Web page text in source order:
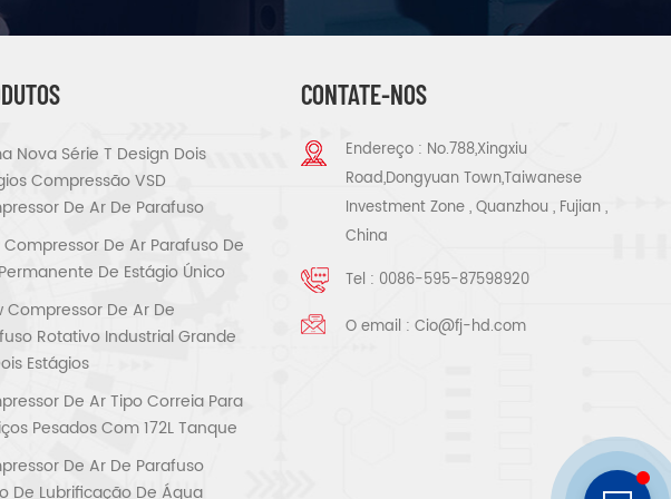
Nova Série T Design Dois
Compressão VSD
De Ar De Parafuso
Compressor De Ar Parafuso De
De Estágio Único
Compressor De Ar De
Rotativo Industrial Grande
Estágios
De Ar Tipo Correia Para
Pesados Com 172L Tanque
De Ar De Parafuso
De Lubrificação De Água
CONTATE-NOS
Endereço : No.788,Xingxiu
Road,Dongyuan Town,Taiwanese
Investment Zone , Quanzhou , Fujian ,
China
Tel : 0086-595-87598920
O email :Cio@fj-hd.com